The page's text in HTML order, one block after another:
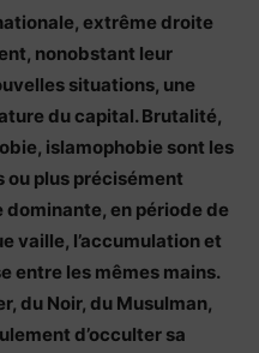
extrême droite
nonobstant leur
situations, une
du capital. Brutalité,
islamophobie sont les
plus précisément
en période de
vaille, l’accumulation et
entre les mêmes mains.
du Noir, du Musulman,
d’occulter sa